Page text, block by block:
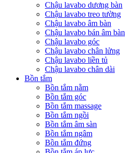
Chậu lavabo dương bàn
Chậu lavabo treo tường
Chậu lavabo âm bàn
Chậu lavabo bán âm bàn
Chậu lavabo góc
Chậu lavabo chân lửng
Chậu lavabo liền tủ
Chậu lavabo chân dài
Bồn tắm
Bồn tắm nằm
Bồn tắm góc
Bồn tắm massage
Bồn tắm ngồi
Bồn tắm âm sàn
Bồn tắm ngâm
Bồn tắm đứng